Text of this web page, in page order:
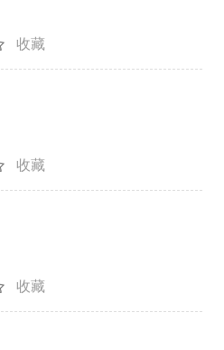
收藏
收藏
收藏